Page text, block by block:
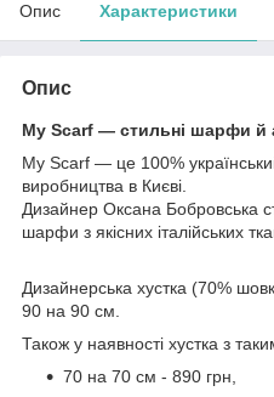
Опис Характеристики
Опис
My Scarf — стильні шарфи
My Scarf — це 100%
виробництва в Києві.
Дизайнер Оксана Бобровська
шарфи з якісних італійських
Дизайнерська хустка (70%
90 на 90 см.
Також у наявності хустка з
70 на 70 см - 890 грн,